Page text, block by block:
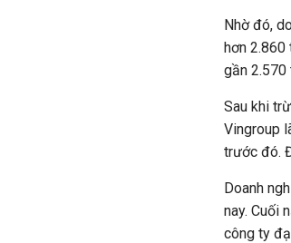
Nhờ đó,
hơn 2.860
gần 2.570
Sau khi
Vingroup
trước đó.
Doanh
nay. Cuối
công ty